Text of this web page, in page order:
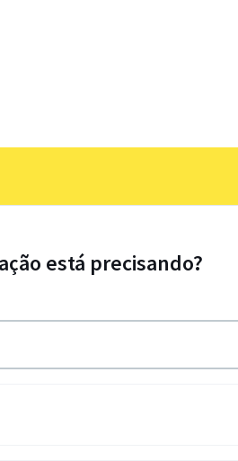
está precisando?